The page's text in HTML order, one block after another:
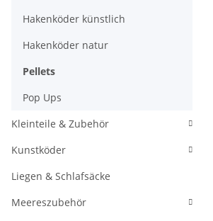
Hakenköder künstlich
Hakenköder natur
Pellets
Pop Ups
Kleinteile & Zubehör
Kunstköder
Liegen & Schlafsäcke
Meereszubehör